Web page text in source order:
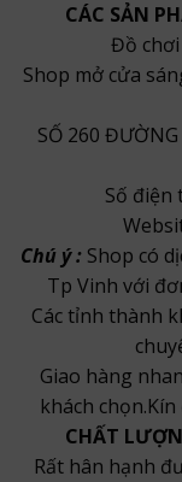
CÁC SẢN
Đồ
Shop mở cửa
SỐ 260
Số điện
Chú ý : Shop có
Tp Vinh với
Các tỉnh thành
Giao hàng
khách
CHẤT
Rất hân hạnh